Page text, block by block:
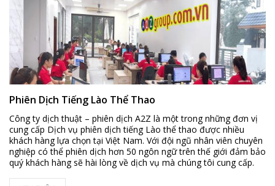
Phiên Dịch Tiếng Lào Thể Thao
Công ty dịch thuật – phiên dịch A2Z là một trong những đơn vị
cung cấp Dịch vụ phiên dịch tiếng Lào thể thao được nhiều
khách hàng lựa chọn tại Việt Nam. Với đội ngũ nhân viên chuyên
nghiệp có thể phiên dịch hơn 50 ngôn ngữ trên thế giới đảm bảo
quý khách hàng sẽ hài lòng về dịch vụ mà chúng tôi cung cấp.